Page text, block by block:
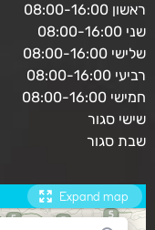
ראשון 08:00-16:00
שני 08:00-16:00
שלישי 08:00-16:00
רביעי 08:00-16:00
חמישי 08:00-16:00
שישי סגור
שבת סגור